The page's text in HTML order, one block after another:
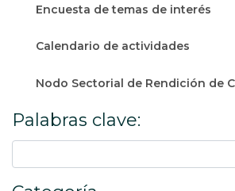
Encuesta de temas de interés
Calendario de actividades
Nodo Sectorial de Rendición de
Palabras clave: